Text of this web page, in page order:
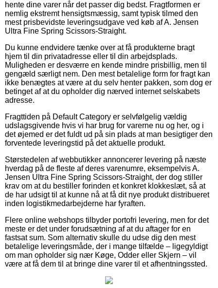
hente dine varer når det passer dig bedst. Fragtformen er
nemlig ekstremt hensigtsmæssig, samt typisk tilmed den
mest prisbevidste leveringsudgave ved køb af A. Jensen
Ultra Fine Spring Scissors-Straight.
Du kunne endvidere tænke over at få produkterne bragt
hjem til din privatadresse eller til din arbejdsplads.
Muligheden er desværre en kende mindre prisbillig, men til
gengæld særligt nem. Den mest betalelige form for fragt kan
ikke benægtes at være at du selv henter pakken, som dog er
betinget af at du opholder dig nærved internet selskabets
adresse.
Fragttiden på Default Category er selvfølgelig vældig
udslagsgivende hvis vi har brug for varerne nu og her, og i
det øjemed er det fuldt ud på sin plads at man besigtiger den
forventede leveringstid på det aktuelle produkt.
Størstedelen af webbutikker annoncerer levering på næste
hverdag på de fleste af deres varenumre, eksempelvis A.
Jensen Ultra Fine Spring Scissors-Straight, der dog stiller
krav om at du bestiller forinden et konkret klokkeslæt, så at
de har udsigt til at kunne nå at få dit nye produkt distribueret
inden logistikmedarbejderne har fyraften.
Flere online webshops tilbyder portofri levering, men for det
meste er det under forudsætning af at du aftager for en
fastsat sum. Som alternativ skulle du udse dig den mest
betalelige leveringsmåde, der i mange tilfælde – ligegyldigt
om man opholder sig nær Køge, Odder eller Skjern – vil
være at få dem til at bringe dine varer til et afhentningssted.